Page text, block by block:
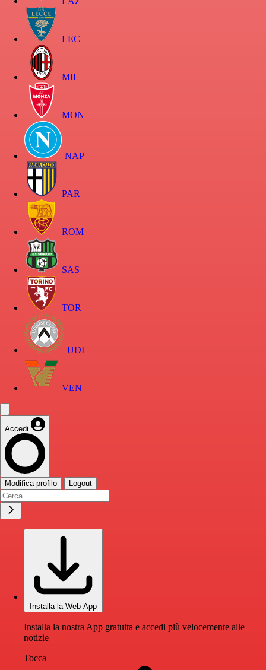
LEC
MIL
MON
NAP
PAR
ROM
SAS
TOR
UDI
VEN
Accedi
Modifica profilo Logout
Installa la Web App
Installa la nostra App gratuita e accedi più velocemente alle
notizie
Tocca